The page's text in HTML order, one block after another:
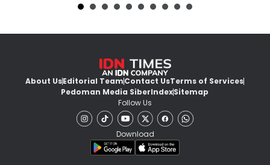
About UsEditorial TeamContact UsTerms of Services
Pedoman Media SiberIndexSitemap
Follow Us
Download